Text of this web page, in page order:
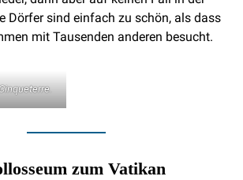
Dörfer sind einfach zu schön, als dass
mit Tausenden anderen besucht.
zum Vatikan